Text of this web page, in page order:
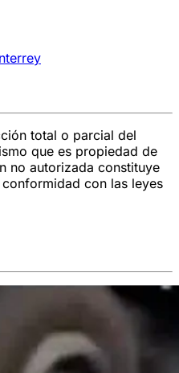
total o parcial del
que es propiedad de
no autorizada constituye
con las leyes